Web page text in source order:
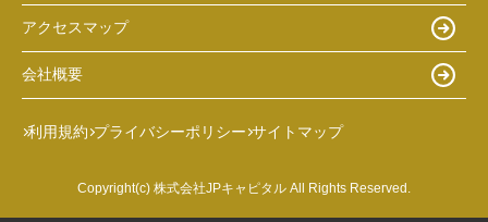
アクセスマップ
会社概要
利用規約 プライバシーポリシー サイトマップ
Copyright(c) 株式会社JPキャピタル All Rights Reserved.